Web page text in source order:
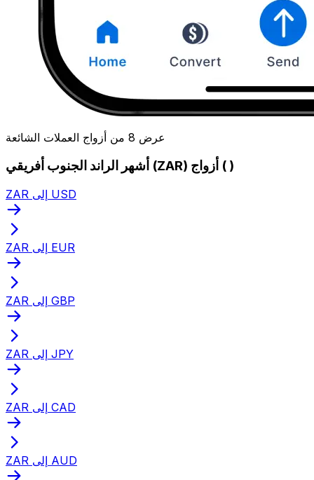
عرض 8 من أزواج العملات الشائعة
أشهر الراند الجنوب أفريقي (ZAR) أزواج ( )
ZAR إلى USD
ZAR إلى EUR
ZAR إلى GBP
ZAR إلى JPY
ZAR إلى CAD
ZAR إلى AUD